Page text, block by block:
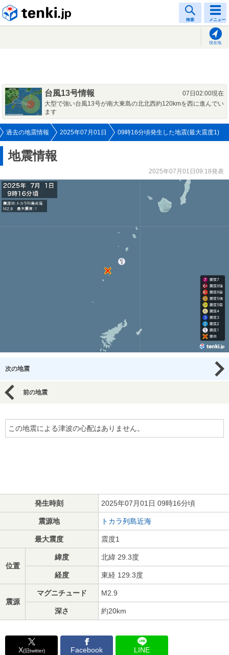
検索 メニュー
現在地
台風13号情報
07日02:00現在
大型で強い台風13号が南大東島の北北西約120kmを西に進んでい
ます
過去の地震情報 2025年07月01日 09時16分頃発生した地震(最大震度1)
地震情報
2025年07月01日09:18発表
次の地震
前の地震
この地震による津波の心配はありません。
発生時刻 2025年07月01日 09時16分頃
震源地 トカラ列島近海
最大震度 震度1
位置
緯度 北緯 29.3度
経度 東経 129.3度
震源
マグニチュード M2.9
深さ 約20km
X(旧twitter) Facebook LINE